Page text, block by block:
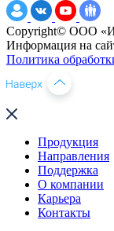
Copyright© ООО
Информация на
Политика
Продукция
Направления
Поддержка
О компании
Карьера
Контакты